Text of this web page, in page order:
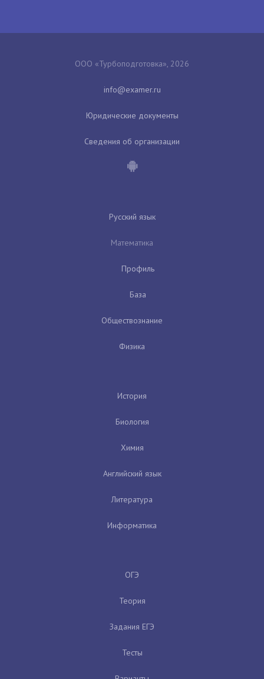
ООО «Турбоподготовка», 2026
Юридические документы
Сведения об организации
Русский язык
Математика
Профиль
База
Обществознание
Физика
История
Биология
Химия
Английский язык
Литература
Информатика
ОГЭ
Теория
Задания ЕГЭ
Тесты